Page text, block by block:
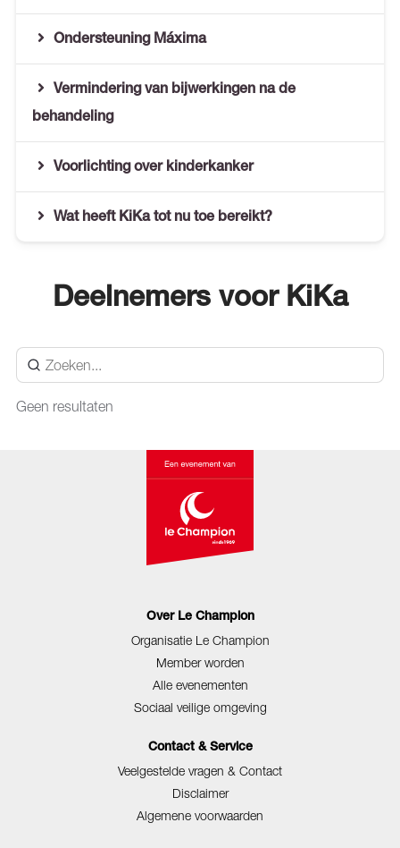
Ondersteuning Máxima
Vermindering van bijwerkingen na de
behandeling
Voorlichting over kinderkanker
Wat heeft KiKa tot nu toe bereikt?
Deelnemers voor KiKa
Geen resultaten
Over Le Champion
Organisatie Le Champion
Member worden
Alle evenementen
Sociaal veilige omgeving
Contact & Service
Veelgestelde vragen & Contact
Disclaimer
Algemene voorwaarden